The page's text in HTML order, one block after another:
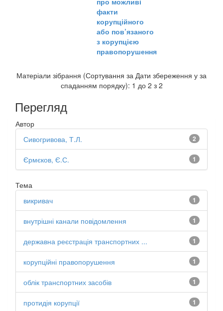
факти
корупційного
або пов’язаного
з корупцією
правопорушення
Матеріали зібрання (Сортування за Дати збереження у за
спаданням порядку): 1 до 2 з 2
Перегляд
Автор
2
Сивогривова, Т.Л.
1
Єрмєков, Є.С.
Тема
1
викривач
1
внутрішні канали повідомлення
1
державна реєстрація транспортних ...
1
корупційні правопорушення
1
облік транспортних засобів
1
протидія корупції